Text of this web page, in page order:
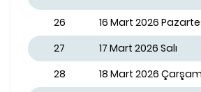
26
16 Mart 2026
27
17 Mart 2026 Salı
28
18 Mart 2026